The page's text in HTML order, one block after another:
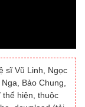
sĩ Vũ Linh, Ngọc
Bảo Chung,
hiện, thuộc